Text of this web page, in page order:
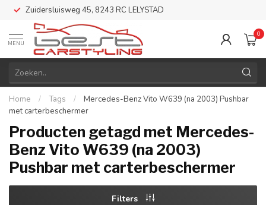
Zuidersluisweg 45, 8243 RC LELYSTAD
MENU
0
Home / Tags /
Mercedes-Benz Vito W639 (na 2003) Pushbar
met carterbeschermer
Producten getagd met Mercedes-
Benz Vito W639 (na 2003)
Pushbar met carterbeschermer
Filters